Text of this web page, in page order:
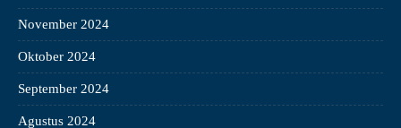
November 2024
Oktober 2024
September 2024
Agustus 2024